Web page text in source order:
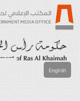
English